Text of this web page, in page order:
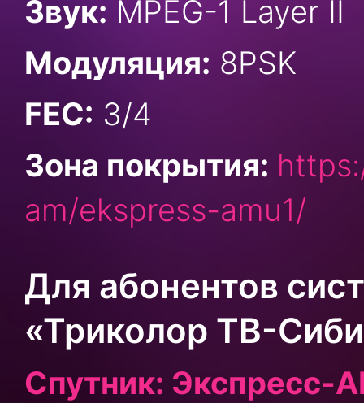
Звук: MPEG-1 Layer II
Модуляция: 8PSK
FEC: 3/4
Зона покрытия:
am/ekspress-amu1/
Для абонентов
«Триколор ТВ-
Спутник: Экспресс-